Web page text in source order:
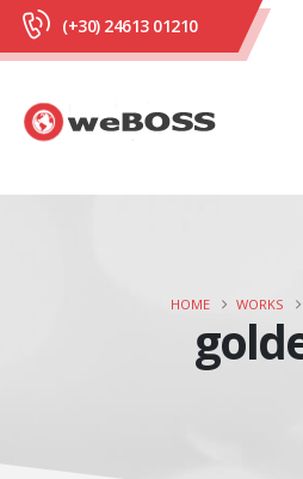
(+30) 24613 01210
HOME WORKS